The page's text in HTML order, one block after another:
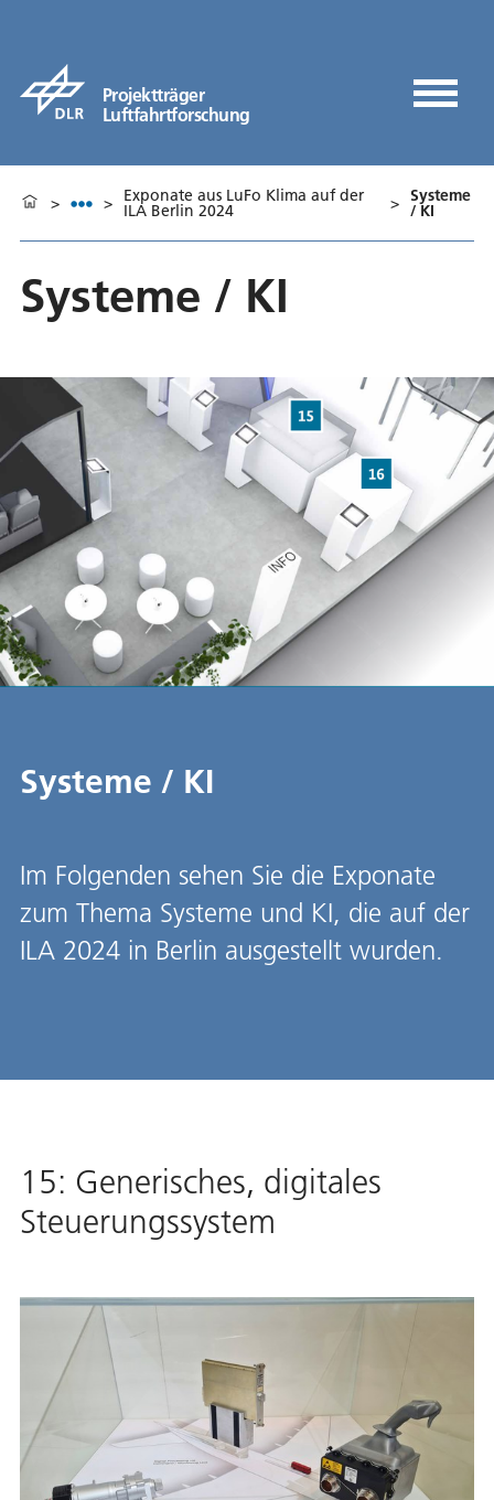
Projektträger
Luftfahrtforschung
> > Exponate aus LuFo Klima auf der
ILA Berlin 2024 > Systeme
/ KI
Systeme / KI
Systeme / KI
Im Folgenden sehen Sie die Exponate
zum Thema Systeme und KI, die auf der
ILA 2024 in Berlin ausgestellt wurden.
15: Generisches, digitales
Steuerungssystem